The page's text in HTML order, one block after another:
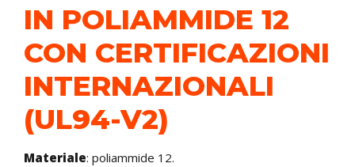
IN POLIAMMIDE 12
CON CERTIFICAZIONI
INTERNAZIONALI
(UL94-V2)
Materiale: poliammide 12.